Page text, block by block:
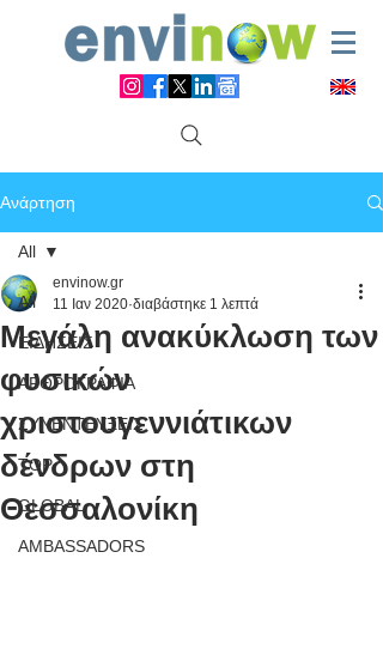
Ανάρτηση
All
ΕΙΔΗΣΕΙΣ
ΑΡΘΡΟΓΡΑΦΙΑ
ΣΥΝΕΝΤΕΥΞΕΙΣ
TOP
GLOBAL
AMBASSADORS
All
Μεγάλη ανακύκλωση των
φυσικών
χριστουγεννιάτικων
δένδρων στη
Θεσσαλονίκη
envinow.gr
11 Ιαν 2020 διαβάστηκε 1 λεπτά